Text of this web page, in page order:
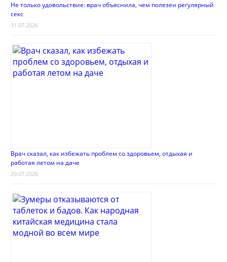
Не только удовольствие: врач объяснила, чем полезен регулярный
секс
31.07.2026
Врач сказал, как избежать проблем со здоровьем, отдыхая и
работая летом на даче
29.07.2026